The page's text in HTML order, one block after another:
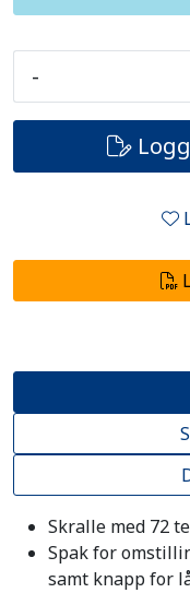
-
Skralle med 72
Spak for
samt knapp for